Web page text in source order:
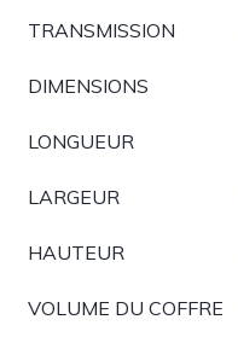
TRANSMISSION
DIMENSIONS
LONGUEUR
LARGEUR
HAUTEUR
VOLUME DU COFFRE